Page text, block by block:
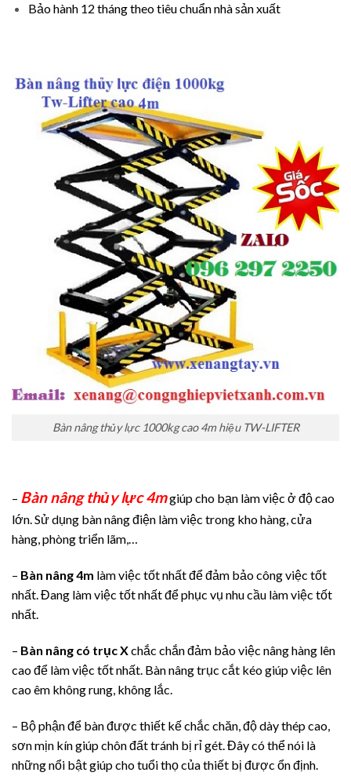
Bảo hành 12 tháng theo tiêu chuẩn nhà sản xuất
Bàn nâng thủy lực 1000kg cao 4m hiệu TW-LIFTER
– Bàn nâng thủy lực 4mgiúp cho bạn làm việc ở độ cao
lớn. Sử dụng bàn nâng điện làm việc trong kho hàng, cửa
hàng, phòng triển lãm,…
– Bàn nâng 4m làm việc tốt nhất để đảm bảo công việc tốt
nhất. Đang làm việc tốt nhất để phục vụ nhu cầu làm việc tốt
nhất.
– Bàn nâng có trục Xchắc chắn đảm bảo việc nâng hàng lên
cao để làm việc tốt nhất. Bàn nâng trục cắt kéo giúp việc lên
cao êm không rung, không lắc.
– Bộ phận để bàn được thiết kế chắc chăn, độ dày thép cao,
sơn mịn kín giúp chôn đất tránh bị rỉ gét. Đây có thể nói là
những nổi bật giúp cho tuổi thọ của thiết bị được ổn định.